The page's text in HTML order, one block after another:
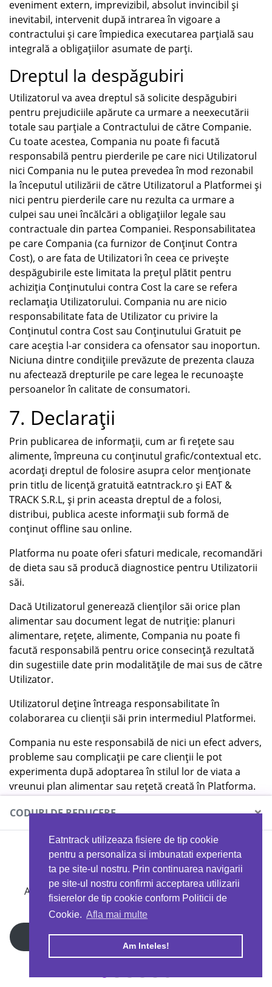
Eatntrack utilizeaza fisiere de tip cookie
pentru a personaliza si imbunatati experienta
ta pe site-ul nostru. Prin continuarea navigarii
pe site-ul nostru confirmi acceptarea utilizarii
fisierelor de tip cookie conform Politicii de
Cookie. Afla mai multe
Am Inteles!
eveniment extern, imprevizibil, absolut invincibil și
inevitabil, intervenit după intrarea în vigoare a
contractului și care împiedica executarea parțială sau
integrală a obligațiilor asumate de parți.
Dreptul la despăgubiri
Utilizatorul va avea dreptul să solicite despăgubiri
pentru prejudiciile apărute ca urmare a neexecutării
totale sau parțiale a Contractului de către Companie.
Cu toate acestea, Compania nu poate fi facută
responsabilă pentru pierderile pe care nici Utilizatorul
nici Compania nu le putea prevedea în mod rezonabil
la începutul utilizării de către Utilizatorul a Platformei și
nici pentru pierderile care nu rezulta ca urmare a
culpei sau unei încălcări a obligațiilor legale sau
contractuale din partea Companiei. Responsabilitatea
pe care Compania (ca furnizor de Conținut Contra
Cost), o are fata de Utilizatori în ceea ce privește
despăgubirile este limitata la prețul plătit pentru
achiziția Conținutului contra Cost la care se refera
reclamația Utilizatorului. Compania nu are nicio
responsabilitate fata de Utilizator cu privire la
Conținutul contra Cost sau Conținutului Gratuit pe
care aceștia l-ar considera ca ofensator sau inoportun.
Niciuna dintre condițiile prevăzute de prezenta clauza
nu afectează drepturile pe care legea le recunoaște
persoanelor în calitate de consumatori.
7. Declarații
Prin publicarea de informații, cum ar fi rețete sau
alimente, împreuna cu conținutul grafic/contextual etc.
acordați dreptul de folosire asupra celor menționate
prin titlu de licență gratuită eatntrack.ro și EAT &
TRACK S.R.L, și prin aceasta dreptul de a folosi,
distribui, publica aceste informații sub formă de
conținut offline sau online.
Platforma nu poate oferi sfaturi medicale, recomandări
de dieta sau să producă diagnostice pentru Utilizatorii
săi.
Dacă Utilizatorul generează clienților săi orice plan
alimentar sau document legat de nutriție: planuri
alimentare, rețete, alimente, Compania nu poate fi
facută responsabilă pentru orice consecință rezultată
din sugestiile date prin modalitățile de mai sus de către
Utilizator.
Utilizatorul deține întreaga responsabilitate în
colaborarea cu clienții săi prin intermediul Platformei.
Compania nu este responsabilă de nici un efect advers,
probleme sau complicații pe care clienții le pot
experimenta după adoptarea în stilul lor de viata a
vreunui plan alimentar sau rețetă creată în Platforma.
7.1 Despre actualizarea,
schimbarea și limitarea
Serviciilor
Serviciile noastre evoluează constant. Odată cu
lansarea de noi funcționalități, avem nevoie de
flexibilitatea de a face modificări, de a impune limite și,
ocazional, de a suspenda sau de a rezilia anumite
Servicii. De asemenea, este posibil să ne actualizăm
Serviciile, care ar putea să nu funcționeze corect dacă
CODURI DE REDUCERE ×
MYPROTEIN
Ai 40%reducere la orice comandă folosind codul
EATTRACK
Profită acum